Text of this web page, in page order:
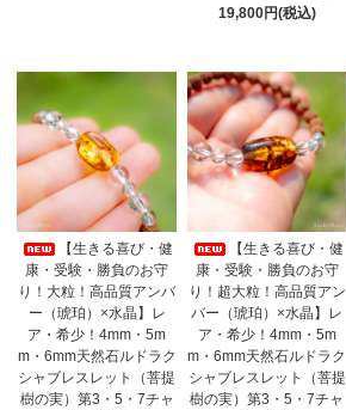
19,800円(税込)
【生きる喜び・健
康・受験・勝負のお守
り！大粒！高品質アンバ
ー（琥珀）×水晶】レ
ア・希少！4mm・5m
m・6mm天然石ルドラク
シャブレスレット（菩提
樹の実）第3・5・7チャ
【生きる喜び・健
康・受験・勝負のお守
り！超大粒！高品質アン
バー（琥珀）×水晶】レ
ア・希少！4mm・5m
m・6mm天然石ルドラク
シャブレスレット（菩提
樹の実）第3・5・7チャ